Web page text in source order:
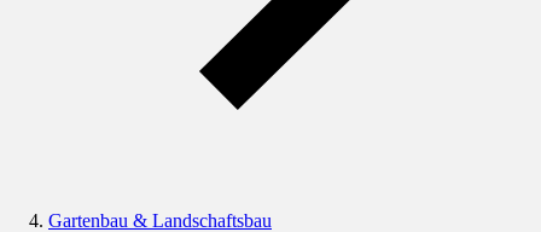
Gartenbau & Landschaftsbau